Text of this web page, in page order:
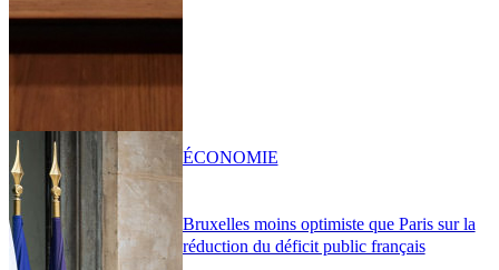
Bruxelles moins optimiste que Paris sur la
réduction du déficit public français
ÉCONOMIE